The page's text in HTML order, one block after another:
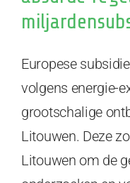
Europese
volgens energie-
grootschalige
Litouwen. Deze
Litouwen om de